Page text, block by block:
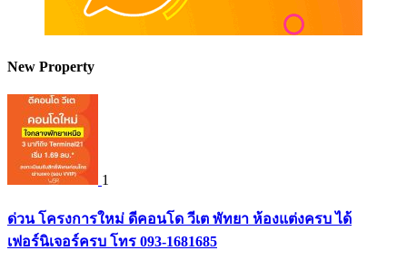
New Property
1
ด่วน โครงการใหม่ ดีคอนโด วีเต พัทยา ห้องแต่งครบ ได้
เฟอร์นิเจอร์ครบ โทร 093-1681685